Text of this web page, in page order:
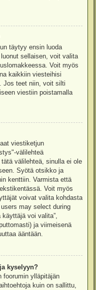
täytyy ensin luoda
sellaisen, voit valita
Voit myös
kaikkiin viesteihisi
Jos teet niin, voit silti
viestiin poistamalla
viestiketjun
välilehteä
välilehteä, sinulla ei ole
Syötä otsikko ja
kenttiin. Varmista että
Voit myös
voivat valita kohdasta
may select during
käyttäjä voi valita”,
ja viimeisenä
ääntään.
kyselyyn?
foorumin ylläpitäjän
kuin on sallittu,